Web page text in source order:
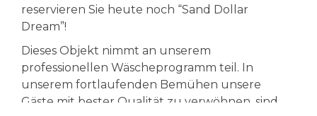
reservieren Sie heute noch “Sand Dollar
Dream”!
Dieses Objekt nimmt an unserem
professionellen Wäscheprogramm teil. In
unserem fortlaufenden Bemühen unsere
Gäste mit bester Qualität zu verwöhnen, sind